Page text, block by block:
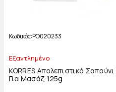
Κωδικός PO020233
Εξαντλημένο
KORRES Απολεπιστικό
Για Μασάζ 125g